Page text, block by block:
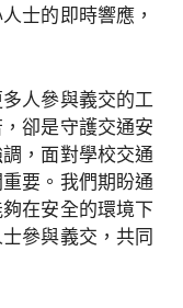
士的即時響應，
人參與義交的工
卻是守護交通安
，面對學校交通
要。我們期盼通
在安全的環境下
參與義交，共同